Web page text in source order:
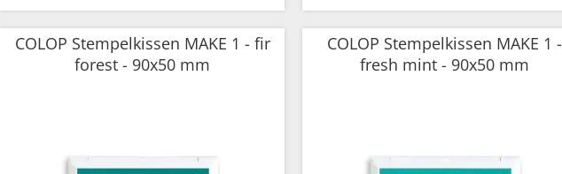
COLOP Stempelkissen MAKE 1 - fir
forest - 90x50 mm
COLOP Stempelkissen MAKE 1 -
fresh mint - 90x50 mm